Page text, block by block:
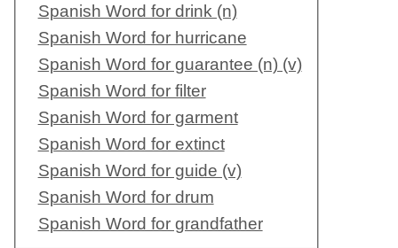
Spanish Word for drink (n)
Spanish Word for hurricane
Spanish Word for guarantee (n) (v)
Spanish Word for filter
Spanish Word for garment
Spanish Word for extinct
Spanish Word for guide (v)
Spanish Word for drum
Spanish Word for grandfather